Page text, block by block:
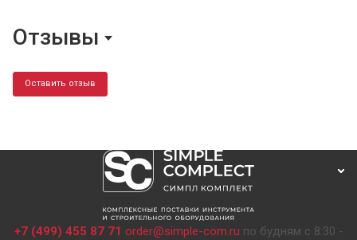
Отзывы
Оставить отзыв
+7 (499) 455 87 71 order@simple-com.ru по будням с 8:30 -